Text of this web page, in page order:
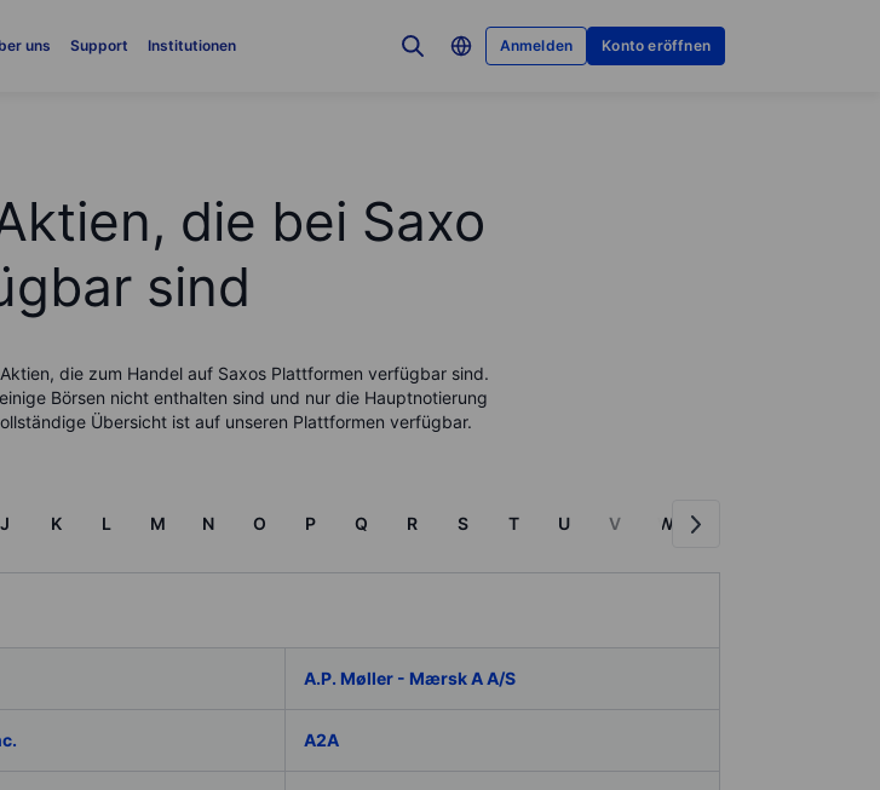
uns Support Institutionen Anmelden Konto eröffnen
die bei Saxo
sind
die zum Handel auf Saxos Plattformen verfügbar sind.
Börsen nicht enthalten sind und nur die Hauptnotierung
Übersicht ist auf unseren Plattformen verfügbar.
J K L M N O P Q R S T U V W
A.P. Møller - Mærsk A A/S
A2A